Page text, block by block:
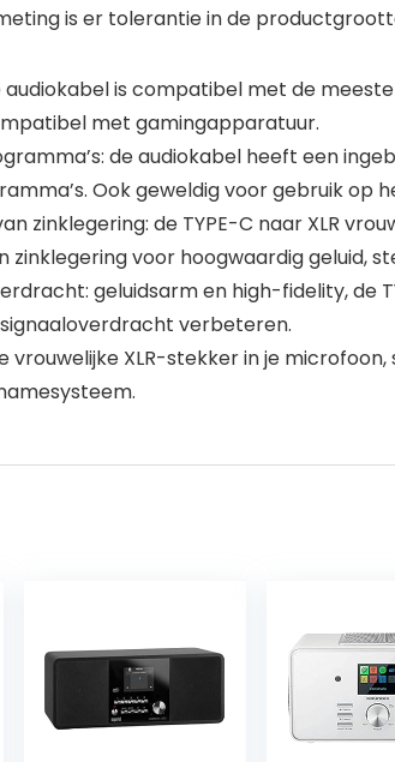
is er tolerantie in de
is compatibel met de
met gamingapparatuur.
de audiokabel heeft een
Ook geweldig voor gebruik op
zinklegering: de TYPE-C naar XLR
zinklegering voor hoogwaardig geluid,
geluidsarm en high-fidelity, de
verbeteren.
vrouwelijke XLR-stekker in je